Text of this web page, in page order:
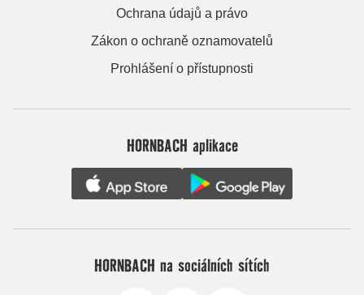
Ochrana údajů a právo
Zákon o ochraně oznamovatelů
Prohlášení o přístupnosti
HORNBACH aplikace
HORNBACH na sociálních sítích